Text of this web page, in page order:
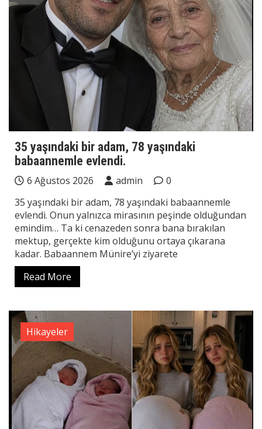
35 yaşındaki bir adam, 78 yaşındaki
babaannemle evlendi.
6 Ağustos 2026 admin
0
35 yaşındaki bir adam, 78 yaşındaki babaannemle
evlendi. Onun yalnızca mirasının peşinde olduğundan
emindim… Ta ki cenazeden sonra bana bırakılan
mektup, gerçekte kim olduğunu ortaya çıkarana
kadar. Babaannem Münire’yi ziyarete
Read More
Hikayeler